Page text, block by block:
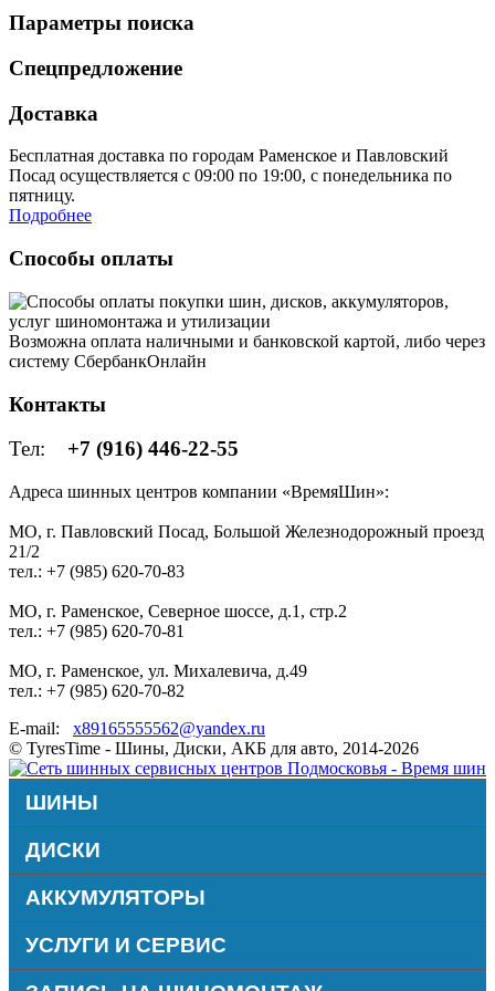
Параметры поиска
Спецпредложение
Доставка
Бесплатная доставка по городам Раменское и Павловский
Посад осуществляется с 09:00 по 19:00, с понедельника по
пятницу.
Подробнее
Способы оплаты
Возможна оплата наличными и банковской картой, либо через
систему СбербанкОнлайн
Контакты
Тел: +7 (916) 446-22-55
Адреса шинных центров компании «ВремяШин»:
МО, г. Павловский Посад, Большой Железнодорожный проезд
21/2
тел.: +7 (985) 620-70-83
МО, г. Раменское, Северное шоссе, д.1, стр.2
тел.: +7 (985) 620-70-81
МО, г. Раменское, ул. Михалевича, д.49
тел.: +7 (985) 620-70-82
E-mail: x89165555562@yandex.ru
© TyresTime - Шины, Диски, АКБ для авто, 2014-2026
ШИНЫ
ДИСКИ
АККУМУЛЯТОРЫ
УСЛУГИ И СЕРВИС